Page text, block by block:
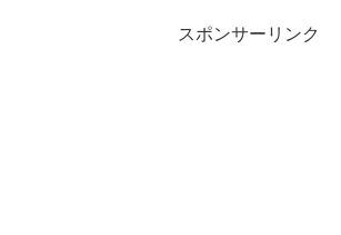
スポンサーリンク